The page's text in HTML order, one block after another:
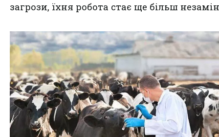
загрози, їхня робота стає ще більш